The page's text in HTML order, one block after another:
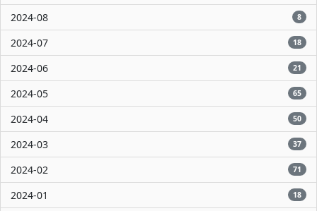
2024-08 8
2024-07 18
2024-06 21
2024-05 65
2024-04 50
2024-03 37
2024-02 71
2024-01 18